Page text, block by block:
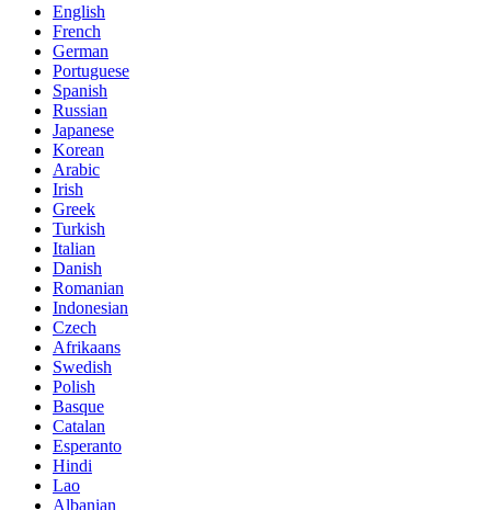
English
French
German
Portuguese
Spanish
Russian
Japanese
Korean
Arabic
Irish
Greek
Turkish
Italian
Danish
Romanian
Indonesian
Czech
Afrikaans
Swedish
Polish
Basque
Catalan
Esperanto
Hindi
Lao
Albanian